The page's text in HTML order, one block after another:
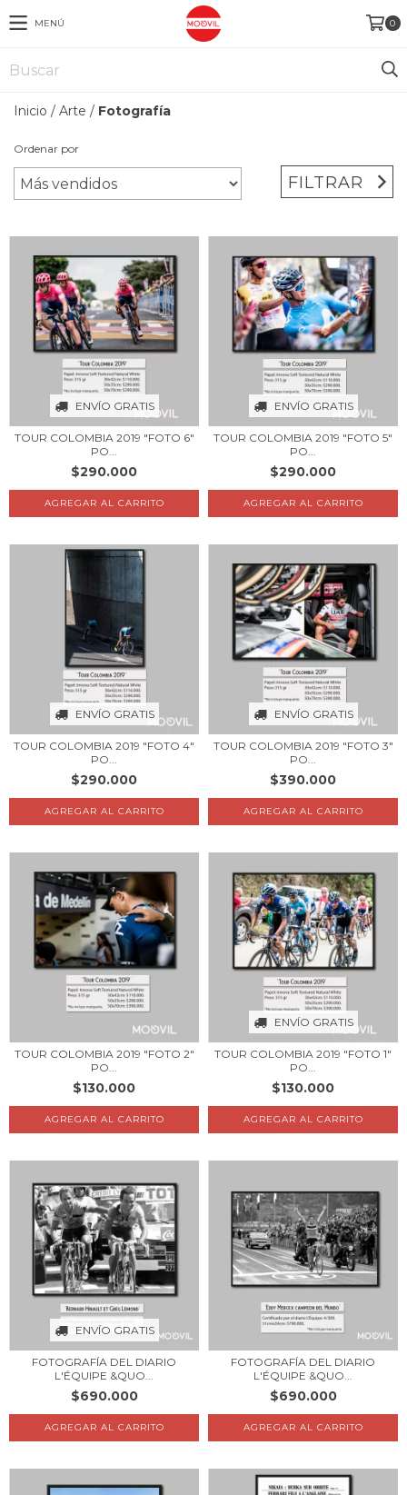
MENÚ 0
Inicio / Arte / Fotografía
Ordenar por
FILTRAR
ENVÍO GRATIS
TOUR COLOMBIA 2019 "FOTO 6"
PO...
$290.000
AGREGAR AL CARRITO
ENVÍO GRATIS
TOUR COLOMBIA 2019 "FOTO 5"
PO...
$290.000
AGREGAR AL CARRITO
ENVÍO GRATIS
TOUR COLOMBIA 2019 "FOTO 4"
PO...
$290.000
AGREGAR AL CARRITO
ENVÍO GRATIS
TOUR COLOMBIA 2019 "FOTO 3"
PO...
$390.000
AGREGAR AL CARRITO
TOUR COLOMBIA 2019 "FOTO 2"
PO...
$130.000
AGREGAR AL CARRITO
ENVÍO GRATIS
TOUR COLOMBIA 2019 "FOTO 1"
PO...
$130.000
AGREGAR AL CARRITO
ENVÍO GRATIS
FOTOGRAFÍA DEL DIARIO
L'ÉQUIPE &QUO...
$690.000
AGREGAR AL CARRITO
FOTOGRAFÍA DEL DIARIO
L'ÉQUIPE &QUO...
$690.000
AGREGAR AL CARRITO